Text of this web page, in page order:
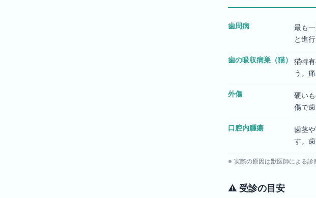
歯周病
最も
と進
歯の吸収病巣（猫）
猫特
う。
外傷
硬い
傷で
口腔内腫瘍
歯茎
す。
※ 実際の原因は獣医師による診
⚠️ 受診の目安